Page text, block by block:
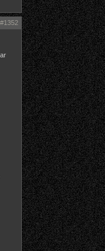
#1352